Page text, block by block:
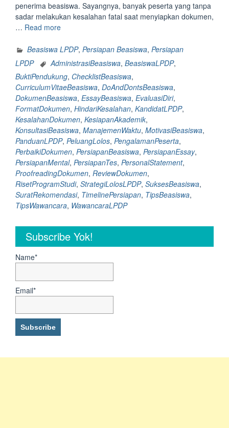
penerima beasiswa. Sayangnya, banyak peserta yang tanpa
sadar melakukan kesalahan fatal saat menyiapkan dokumen,
… Read more“35+
Fatal
Yang
Dilakukan
Peserta
Saat
Persiapan
Dokumen
Beasiswa
LPDP
Bisa
Bikin
Peluang
Lolos
Kamu
Memudar”
Beasiswa LPDP, Persiapan Beasiswa, Persiapan
LPDP
AdministrasiBeasiswa, BeasiswaLPDP,
BuktiPendukung, ChecklistBeasiswa,
CurriculumVitaeBeasiswa, DoAndDontsBeasiswa,
DokumenBeasiswa, EssayBeasiswa, EvaluasiDiri,
FormatDokumen, HindariKesalahan, KandidatLPDP,
KesalahanDokumen, KesiapanAkademik,
KonsultasiBeasiswa, ManajemenWaktu, MotivasiBeasiswa,
PanduanLPDP, PeluangLolos, PengalamanPeserta,
PerbaikiDokumen, PersiapanBeasiswa, PersiapanEssay,
PersiapanMental, PersiapanTes, PersonalStatement,
ProofreadingDokumen, ReviewDokumen,
RisetProgramStudi, StrategiLolosLPDP, SuksesBeasiswa,
SuratRekomendasi, TimelinePersiapan, TipsBeasiswa,
TipsWawancara, WawancaraLPDP
Subscribe Yok!
Name*
Email*